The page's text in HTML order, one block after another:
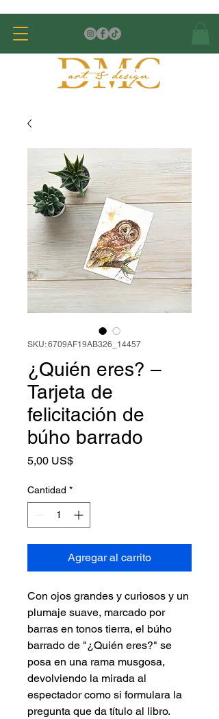
SKU: 6709AF19AB326_14457
¿Quién eres? –
Tarjeta de
felicitación de
búho barrado
5,00 US$Precio
Cantidad *
Agregar al carrito
Con ojos grandes y curiosos y un
plumaje suave, marcado por
barras en tonos tierra, el búho
barrado de "¿Quién eres?" se
posa en una rama musgosa,
devolviendo la mirada al
espectador como si formulara la
pregunta que da título al libro.